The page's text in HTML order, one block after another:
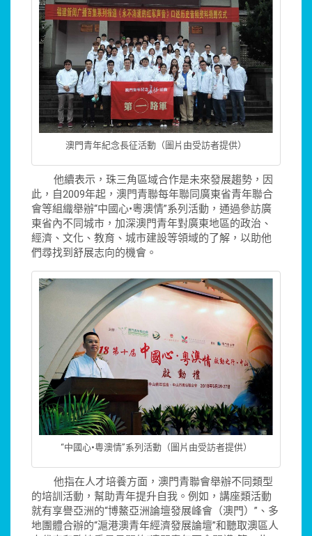
澳門青年紀念長征活動（圖片由受訪者提供）
他續表示，珠三角區域合作是未來發展趨勢，因
此，自2009年起，澳門青聯每年聯同廣東省青年聯合
會等組織舉辦“中國心•粵澳情”系列活動，通過參訪廣
東省內不同城市，加深澳門青年對廣東地區的政治、
經濟、文化、教育、城市建設等領域的了解，以助他
們尋找到舒展志向的機會。
“中國心•粵澳情”系列活動（圖片由受訪者提供）
他指在人才培養方面，澳門青聯會舉辦不同類型
的培訓活動，幫助青年提升自我。例如，講座類活動
就有享譽亞洲的“博鰲亞洲論壇發展峰會（澳門）”、多
地團體合辦的“滬港澳青年經濟發展論壇”和聽取澳區人